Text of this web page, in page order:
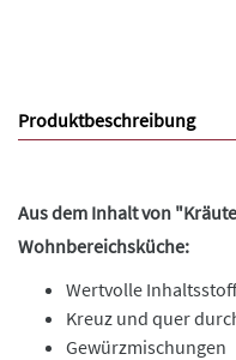
Produktbeschreibung
Aus dem Inhalt von
Wohnbereichsküche:
Wertvolle
Kreuz und quer
Gewürzmischungen